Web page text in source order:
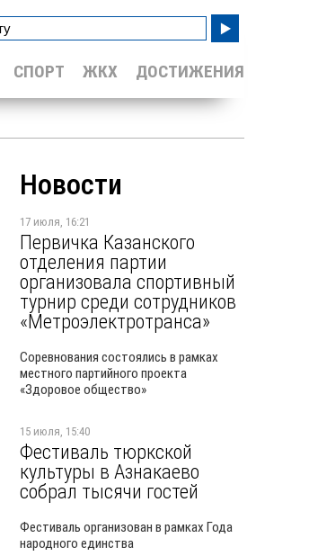
ДОСТИЖЕНИЯ
ЖКХ
СПОРТ
Новости
17 июля, 16:21
Первичка Казанского
отделения партии
организовала спортивный
турнир среди сотрудников
«Метроэлектротранса»
Соревнования состоялись в рамках
местного партийного проекта
«Здоровое общество»
15 июля, 15:40
Фестиваль тюркской
культуры в Азнакаево
собрал тысячи гостей
Фестиваль организован в рамках Года
народного единства